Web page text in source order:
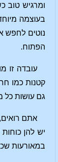
ומרגיש טוב
בעוצמה
נוטים לחפש
הפתוח.
עובדה זו
קטנות כמו
גם עושות כל
אתם
יש להן
במאורעות